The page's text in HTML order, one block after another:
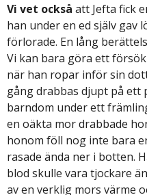
Vi vet också att Jefta fick
han under en ed själv gav
förlorade. En lång
Vi kan bara göra ett
när han ropar inför sin
gång drabbas djupt på ett
barndom under ett
en oäkta mor drabbade
honom föll nog inte bara
rasade ända ner i botten.
blod skulle vara tjockare
av en verklig mors värme